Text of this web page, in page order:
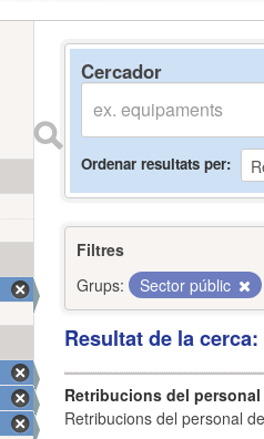
Cercador
Ordenar resultats per
Filtres
Grups:
Sector públic
Resultat de la
Retribucions del
Retribucions del personal